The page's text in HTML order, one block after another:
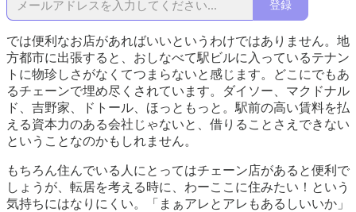
登録
では便利なお店があればいいというわけではありません。地
方都市に出張すると、おしなべて駅ビルに入っているテナン
トに物珍しさがなくてつまらないと感じます。どこにでもあ
るチェーンで埋め尽くされています。ダイソー、マクドナル
ド、吉野家、ドトール、ほっともっと。駅前の高い賃料を払
える資本力のある会社じゃないと、借りることさえできない
ということなのかもしれません。
もちろん住んでいる人にとってはチェーン店があると便利で
しょうが、転居を考える時に、わーここに住みたい！という
気持ちにはなりにくい。「まぁアレとアレもあるしいいか」